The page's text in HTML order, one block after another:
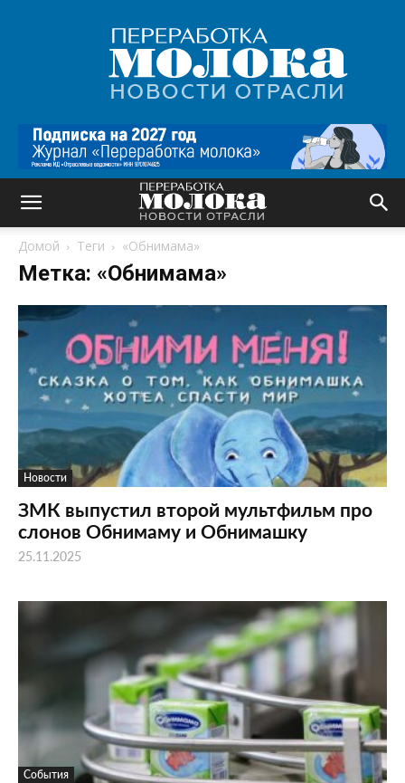
Переработка
молока
|
Новости
Домой Теги «Обнимама»
Метка: «Обнимама»
Новости
ЗМК выпустил второй мультфильм про
слонов Обнимаму и Обнимашку
25.11.2025
События